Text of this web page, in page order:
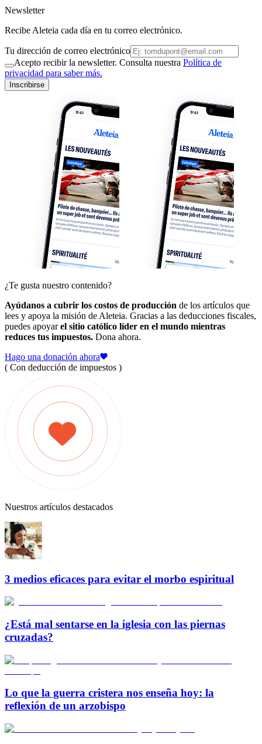
Newsletter
Recibe Aleteia cada día en tu correo electrónico.
Tu dirección de correo electrónico
Acepto recibir la newsletter. Consulta nuestra Política de
privacidad para saber más.
Inscribirse
¿Te gusta nuestro contenido?
Ayúdanos a cubrir los costos de producción de los artículos que
lees y apoya la misión de Aleteia. Gracias a las deducciones fiscales,
puedes apoyarel sitio católico líder en el mundo mientras
reduces tus impuestos. Dona ahora.
Hago una donación ahora
( Con deducción de impuestos )
Nuestros artículos destacados
3 medios eficaces para evitar el morbo espiritual
¿Está mal sentarse en la iglesia con las piernas
cruzadas?
Lo que la guerra cristera nos enseña hoy: la
reflexión de un arzobispo